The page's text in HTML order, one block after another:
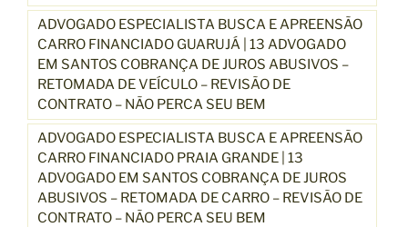
ADVOGADO ESPECIALISTA BUSCA E APREENSÃO
CARRO FINANCIADO GUARUJÁ | 13 ADVOGADO
EM SANTOS COBRANÇA DE JUROS ABUSIVOS –
RETOMADA DE VEÍCULO – REVISÃO DE
CONTRATO – NÃO PERCA SEU BEM
ADVOGADO ESPECIALISTA BUSCA E APREENSÃO
CARRO FINANCIADO PRAIA GRANDE | 13
ADVOGADO EM SANTOS COBRANÇA DE JUROS
ABUSIVOS – RETOMADA DE CARRO – REVISÃO DE
CONTRATO – NÃO PERCA SEU BEM